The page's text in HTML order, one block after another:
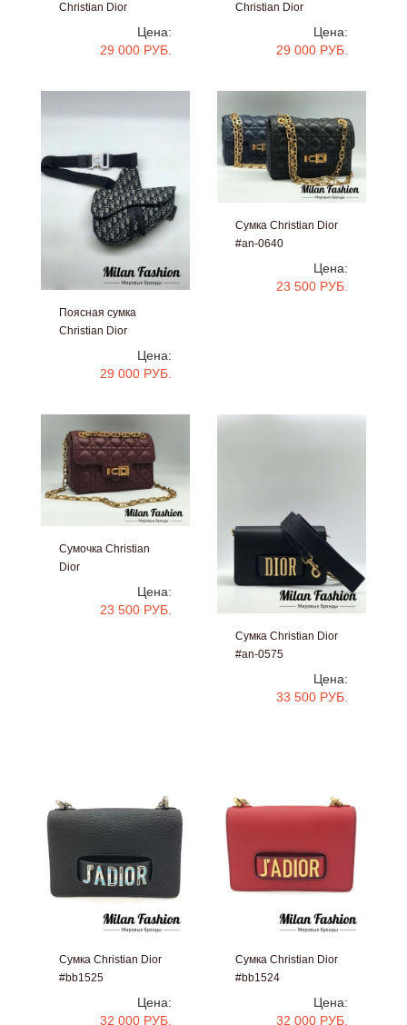
Christian Dior
Цена:
29 000 РУБ.
Christian Dior
Цена:
29 000 РУБ.
Поясная сумка
Christian Dior
Цена:
29 000 РУБ.
Сумка Christian Dior
#an-0640
Цена:
23 500 РУБ.
Сумочка Christian
Dior
Цена:
23 500 РУБ.
Сумка Christian Dior
#an-0575
Цена:
33 500 РУБ.
Сумка Christian Dior
#bb1525
Цена:
32 000 РУБ.
Сумка Christian Dior
#bb1524
Цена:
32 000 РУБ.